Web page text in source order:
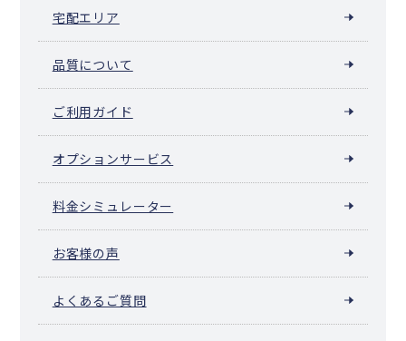
宅配エリア
品質について
ご利用ガイド
オプションサービス
料金シミュレーター
お客様の声
よくあるご質問